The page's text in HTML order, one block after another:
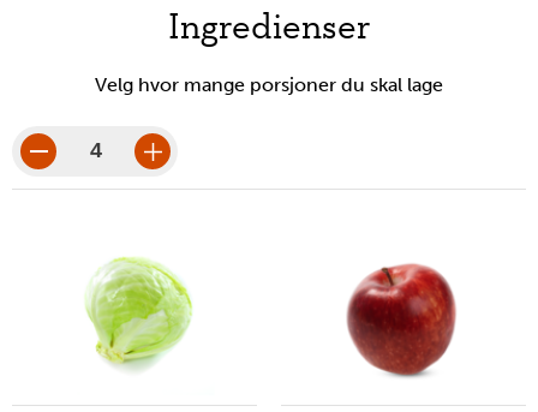
Ingredienser
Velg hvor mange porsjoner du skal lage
porsjoner